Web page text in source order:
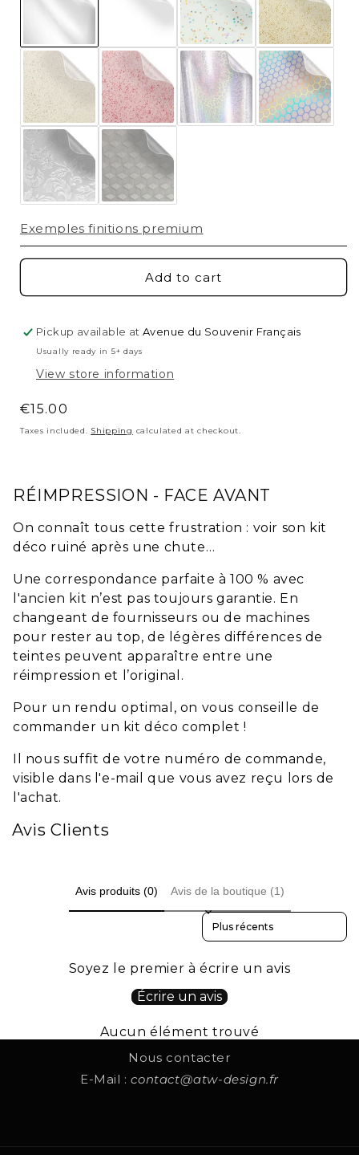
Exemples finitions premium
Add to cart
Pickup available atAvenue du Souvenir Français
Usually ready in 5+ days
View store information
Regular
price
€15.00
Taxes included. Shipping calculated at checkout.
RÉIMPRESSION - FACE AVANT
On connaît tous cette frustration : voir son kit
déco ruiné après une chute…
Une correspondance parfaite à 100 % avec
l'ancien kit n’est pas toujours garantie. En
changeant de fournisseurs ou de machines
pour rester au top, de légères différences de
teintes peuvent apparaître entre une
réimpression et l’original.
Pour un rendu optimal, on vous conseille de
commander un kit déco complet !
Il nous suffit de votre numéro de commande,
visible dans l'e-mail que vous avez reçu lors de
l'achat.
Avis Clients
Avis produits (0) Avis de la boutique (1)
Sort reviews by
Soyez le premier à écrire un avis
Écrire un avis
Aucun élément trouvé
Nous contacter
E-Mail :contact@atw-design.fr